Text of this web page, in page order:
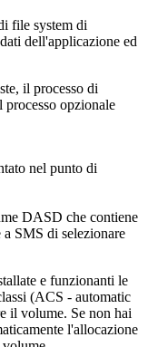
file system di
dell'applicazione ed
il processo di
processo opzionale
nel punto di
DASD che contiene
SMS di selezionare
e funzionanti le
(ACS - automatic
il volume. Se non hai
l'allocazione